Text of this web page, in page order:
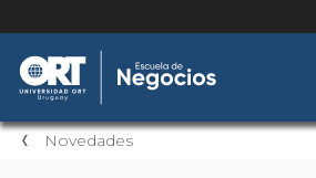
Novedades